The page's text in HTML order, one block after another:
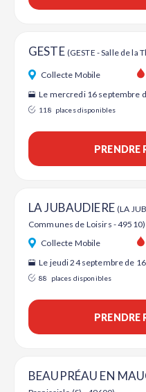
GESTE (GESTE - Salle de la
Collecte Mobile
Le mercredi 16 septembre
118 places disponibles
PRENDRE
LA JUBAUDIERE (LA
Communes de Loisirs - 49510)
Collecte Mobile
Le jeudi 24 septembre de
88 places disponibles
PRENDRE
BEAUPRÉAU EN